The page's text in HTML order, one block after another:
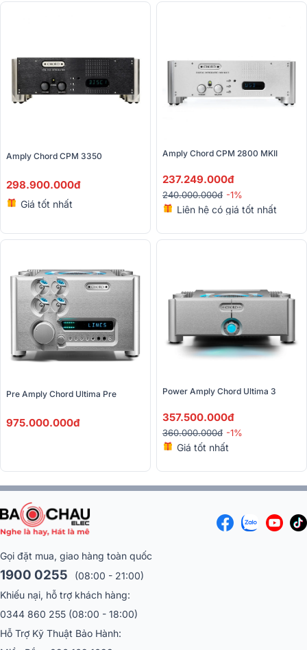
298.900.000đ
Giá tốt nhất
Amply Chord CPM 2800 MKII
237.249.000đ
240.000.000đ -1%
Liên hệ có giá tốt nhất
Pre Amply Chord Ultima Pre
975.000.000đ 357.500.000đ
360.000.000đ -1%
Giá tốt nhất
Gọi đặt mua, giao hàng toàn quốc
1900 0255
(08:00 - 21:00)
Khiếu nại, hỗ trợ khách hàng:
0344 860 255 (08:00 - 18:00)
Hỗ Trợ Kỹ Thuật Bảo Hành: